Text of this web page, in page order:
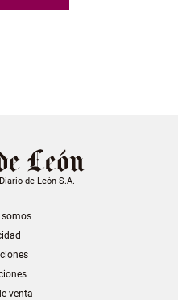
de León S.A.
somos
venta